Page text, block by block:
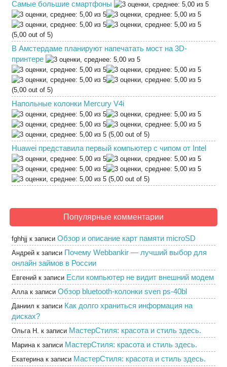
Самые большие смартфоны
(5,00 out of 5)
В Амстердаме планируют напечатать мост на 3D-
принтере
(5,00 out of 5)
Напольные колонки Mercury V4i
(5,00 out of 5)
Huawei представила первый компьютер с чипом от Intel
(5,00 out of 5)
Популярные комментарии
fghhjj к записи Обзор и описание карт памяти microSD
Андрей к записи Почему Webbankir — лучший выбор для
онлайн займов в России
Евгений к записи Если компьютер не видит внешний модем
Аллак записи Обзор bluetooth-колонки sven ps-40bl
Даниил к записи Как долго храниться информация на
дисках?
Ольга Н. к записи МастерСтиля: красота и стиль здесь.
Маринак записи МастерСтиля: красота и стиль здесь.
Екатеринак записи МастерСтиля: красота и стиль здесь.